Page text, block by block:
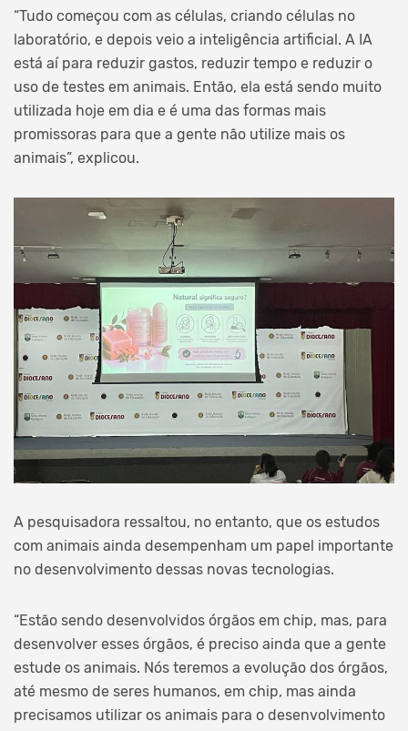
“Tudo começou com as células, criando células no
laboratório, e depois veio a inteligência artificial. A IA
está aí para reduzir gastos, reduzir tempo e reduzir o
uso de testes em animais. Então, ela está sendo muito
utilizada hoje em dia e é uma das formas mais
promissoras para que a gente não utilize mais os
animais”, explicou.
A pesquisadora ressaltou, no entanto, que os estudos
com animais ainda desempenham um papel importante
no desenvolvimento dessas novas tecnologias.
“Estão sendo desenvolvidos órgãos em chip, mas, para
desenvolver esses órgãos, é preciso ainda que a gente
estude os animais. Nós teremos a evolução dos órgãos,
até mesmo de seres humanos, em chip, mas ainda
precisamos utilizar os animais para o desenvolvimento